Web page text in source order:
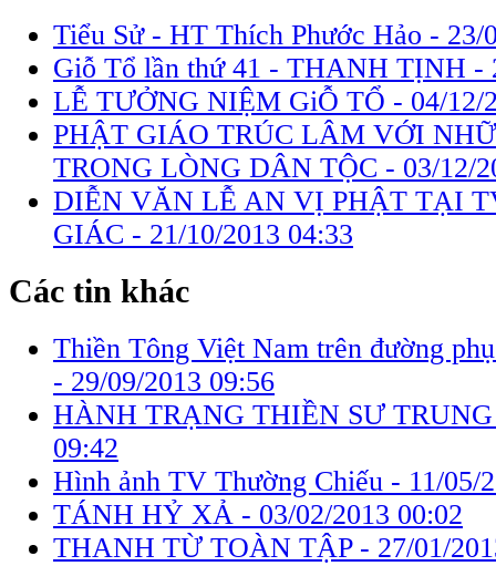
Tiểu Sử - HT Thích Phước Hảo - 23/
Giỗ Tổ lần thứ 41 - THANH TỊNH -
LỄ TƯỞNG NIỆM GiỖ TỔ - 04/12/
PHẬT GIÁO TRÚC LÂM VỚI
TRONG LÒNG DÂN TỘC - 03/12/
DIỄN VĂN LỄ AN VỊ PHẬT TẠI
GIÁC - 21/10/2013 04:33
Các tin khác
Thiền Tông Việt Nam trên đường
- 29/09/2013 09:56
HÀNH TRẠNG THIỀN SƯ
09:42
Hình ảnh TV Thường Chiếu - 11/05/
TÁNH HỶ XẢ - 03/02/2013 00:02
THANH TỪ TOÀN TẬP - 27/01/